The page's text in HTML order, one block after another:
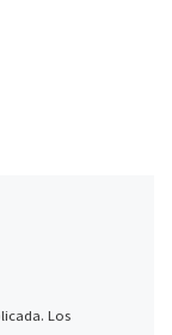
Los